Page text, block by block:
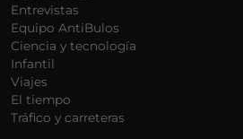
Entrevistas
Equipo AntiBulos
Ciencia y tecnología
Infantil
Viajes
El tiempo
Tráfico y carreteras